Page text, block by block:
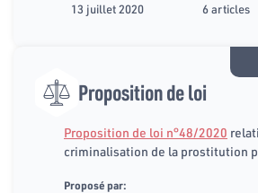
13 juillet 2020 6 articles
Proposition de loi
Proposition de loi n°48/2020
criminalisation de la prostitution
Proposé par: